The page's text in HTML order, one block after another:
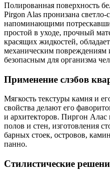
Полированная поверхность
Pirgon Alas пронизана
напоминающими
простой в уходе, прочный
красящих жидкостей,
механическим повреждениям
безопасным для организма
Применение слэбов
Мягкость текстуры камня и
свойства делают его
и архитекторов. Пиргон Алас
полов и стен, изготовления
барных стоек, островов,
панно.
Стилистические